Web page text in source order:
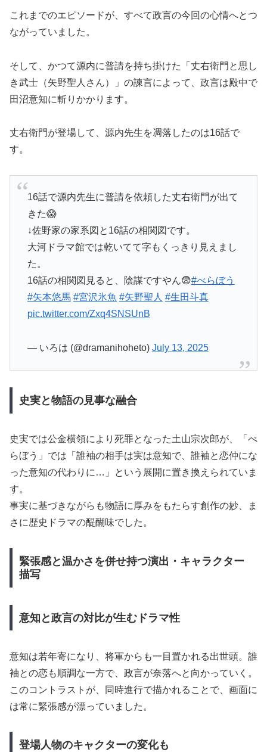
これまでのエピソードが、すべて政言の今回の心情へとつ
ながっていました。
そして、かつて源内に普請を持ち掛けた「丈右衛門と思し
き武士（矢野聖人さん）」の諫言によって、政言は殿中で
田沼意知に斬りかかります。
丈右衛門が登場して、源内先生を凋落したのは16話で
す。
16話で源内先生に普請を依頼した丈右衛門が出て
きた😱
↓佐野家の家系図と16話の相関図です。
大河ドラマ館では乾いてて字もくっきり見えまし
た。
16話の相関図見ると、陰謀ですやん😨#べらぼう
#矢本悠馬 #宮沢氷魚 #矢野聖人 #生田斗真
pic.twitter.com/Zxq4SNSUnB
— いろは (@dramanihoheto) July 13, 2025
史実と物語の見事な融合
史実では公金横領により死罪となった土山宗次郎が、「べ
らぼう」では「誰袖の相手は実は意知で、誰袖と恋仲にな
った意知の代わりに…」という展開に置き換えられていま
す。
事実に基づきながらも物語に厚みをもたらす創作の妙、ま
さに歴史ドラマの醍醐味でした。
緊張感と温かさを併せ持つ演出・キャラクター
描写
意知と政言の対比が生むドラマ性
意知は若年寄になり、将軍からも一目置かれる出世頭。誰
袖との恋も順調な一方で、政言が奈落へと向かっていく。
このコントラストが、同時進行で描かれることで、画面に
は常に緊張感が漂っていました。
登場人物のキャクターの変化も